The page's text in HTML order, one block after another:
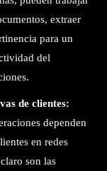
extraer
para un
del
de clientes:
dependen
en redes
son las